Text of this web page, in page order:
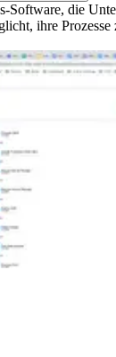
Software, die
ihre Prozesse